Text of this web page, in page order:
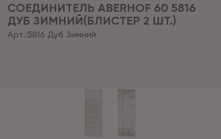
СОЕДИНИТЕЛЬ ABERHOF 60 5816
ДУБ ЗИМНИЙ(БЛИСТЕР 2 ШТ.)
Арт.:5816 Дуб Зимний